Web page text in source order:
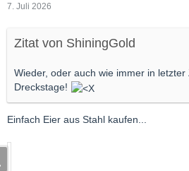
7. Juli 2026
Zitat von ShiningGold
Wieder, oder auch wie immer in letzter
Dreckstage!
Einfach Eier aus Stahl kaufen...